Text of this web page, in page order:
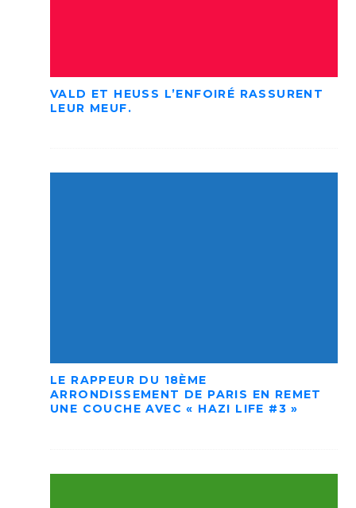
VALD ET HEUSS L’ENFOIRÉ RASSURENT
LEUR MEUF.
LE RAPPEUR DU 18ÈME
ARRONDISSEMENT DE PARIS EN REMET
UNE COUCHE AVEC « HAZI LIFE #3 »